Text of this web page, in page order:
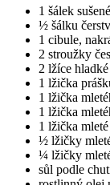
1 šálek
½ šálku
1 cibule,
2 stroužky
2 lžíce
1 lžička
1 lžička
1 lžička
1 lžička
½ lžičky
¼ lžičky
sůl podle